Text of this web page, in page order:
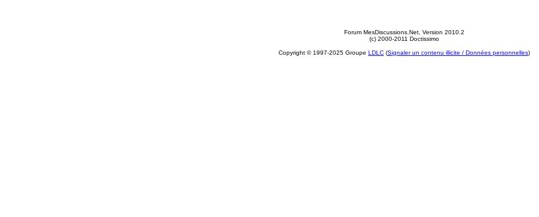
Forum MesDiscussions.Net , Version 2010.2
(c) 2000-2011 Doctissimo
Copyright © 1997-2025 Groupe LDLC (Signaler un contenu illicite / Données personnelles)